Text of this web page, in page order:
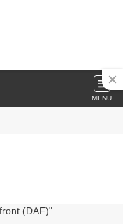
MENU